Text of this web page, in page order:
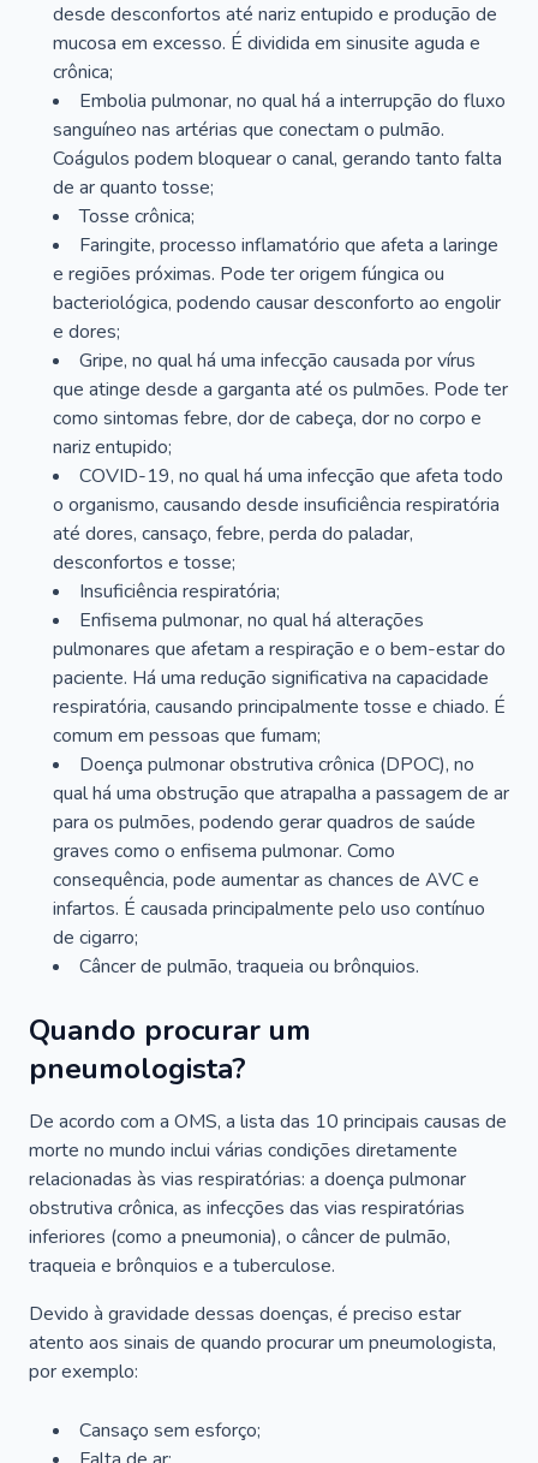
desde desconfortos até nariz entupido e produção de
mucosa em excesso. É dividida em sinusite aguda e
crônica;
Embolia pulmonar, no qual há a interrupção do fluxo
sanguíneo nas artérias que conectam o pulmão.
Coágulos podem bloquear o canal, gerando tanto falta
de ar quanto tosse;
Tosse crônica;
Faringite, processo inflamatório que afeta a laringe
e regiões próximas. Pode ter origem fúngica ou
bacteriológica, podendo causar desconforto ao engolir
e dores;
Gripe, no qual há uma infecção causada por vírus
que atinge desde a garganta até os pulmões. Pode ter
como sintomas febre, dor de cabeça, dor no corpo e
nariz entupido;
COVID-19, no qual há uma infecção que afeta todo
o organismo, causando desde insuficiência respiratória
até dores, cansaço, febre, perda do paladar,
desconfortos e tosse;
Insuficiência respiratória;
Enfisema pulmonar, no qual há alterações
pulmonares que afetam a respiração e o bem-estar do
paciente. Há uma redução significativa na capacidade
respiratória, causando principalmente tosse e chiado. É
comum em pessoas que fumam;
Doença pulmonar obstrutiva crônica (DPOC), no
qual há uma obstrução que atrapalha a passagem de ar
para os pulmões, podendo gerar quadros de saúde
graves como o enfisema pulmonar. Como
consequência, pode aumentar as chances de AVC e
infartos. É causada principalmente pelo uso contínuo
de cigarro;
Câncer de pulmão, traqueia ou brônquios.
Quando procurar um
pneumologista?
De acordo com a OMS, a lista das 10 principais causas de
morte no mundo inclui várias condições diretamente
relacionadas às vias respiratórias: a doença pulmonar
obstrutiva crônica, as infecções das vias respiratórias
inferiores (como a pneumonia), o câncer de pulmão,
traqueia e brônquios e a tuberculose.
Devido à gravidade dessas doenças, é preciso estar
atento aos sinais de quando procurar um pneumologista,
por exemplo:
Cansaço sem esforço;